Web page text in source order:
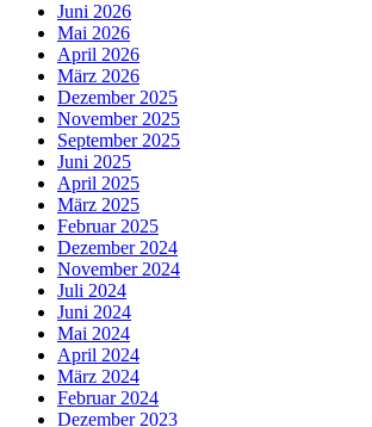
Juni 2026
Mai 2026
April 2026
März 2026
Dezember 2025
November 2025
September 2025
Juni 2025
April 2025
März 2025
Februar 2025
Dezember 2024
November 2024
Juli 2024
Juni 2024
Mai 2024
April 2024
März 2024
Februar 2024
Dezember 2023